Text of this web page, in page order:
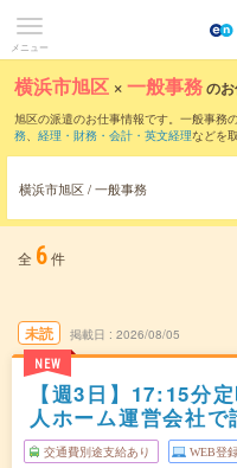
メニュー
横浜市旭区 ×一般事務の
旭区の派遣のお仕事情報です。一般事務
務、 経理・財務・会計・英文経理などを
横浜市旭区 / 一般事務
全 6件
未読
NEW
掲載日 2026/08/05
【週3日】17:15分
人ホーム運営会社
交通費別途支給あり WEB登